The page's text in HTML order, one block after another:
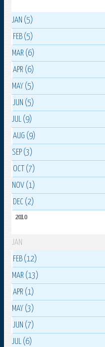
JAN (5)
FEB (5)
MAR (6)
APR (6)
MAY (5)
JUN (5)
JUL (9)
AUG (9)
SEP (3)
OCT (7)
NOV (1)
DEC (2)
2010
JAN
FEB (12)
MAR (13)
APR (1)
MAY (3)
JUN (7)
JUL (6)